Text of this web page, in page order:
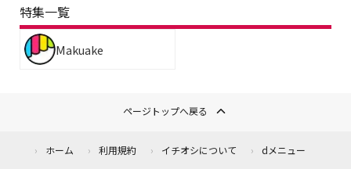
特集一覧
Makuake
ページトップへ戻る
ホーム 利用規約 イチオシについて dメニュー